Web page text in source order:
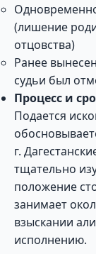
(лишение
отцовства)
Ранее
судьи был
Процесс и
Подается
г.
тщательно
положение
занимает
взыскании
исполнению.